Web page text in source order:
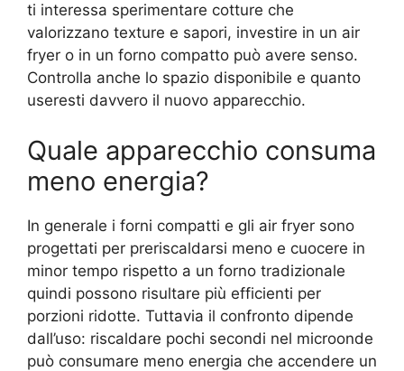
ti interessa sperimentare cotture che
valorizzano texture e sapori, investire in un air
fryer o in un forno compatto può avere senso.
Controlla anche lo spazio disponibile e quanto
useresti davvero il nuovo apparecchio.
Quale apparecchio consuma
meno energia?
In generale i forni compatti e gli air fryer sono
progettati per preriscaldarsi meno e cuocere in
minor tempo rispetto a un forno tradizionale
quindi possono risultare più efficienti per
porzioni ridotte. Tuttavia il confronto dipende
dall’uso: riscaldare pochi secondi nel microonde
può consumare meno energia che accendere un